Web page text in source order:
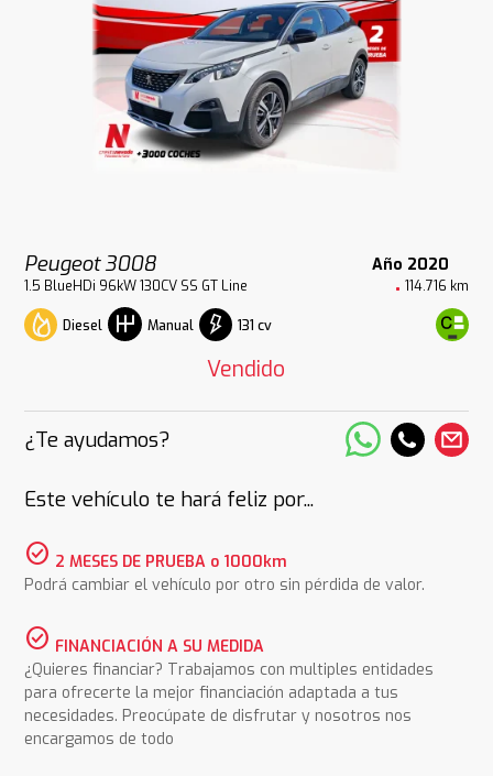
Peugeot 3008 Año 2020
1.5 BlueHDi 96kW 130CV SS GT Line 114.716 km
Diesel Manual 131 cv
Vendido
¿Te ayudamos?
Este vehículo te hará feliz por...
check_circle 2 MESES DE PRUEBA o 1000km
Podrá cambiar el vehículo por otro sin pérdida de valor.
check_circle FINANCIACIÓN A SU MEDIDA
¿Quieres financiar? Trabajamos con multiples entidades
para ofrecerte la mejor financiación adaptada a tus
necesidades. Preocúpate de disfrutar y nosotros nos
encargamos de todo